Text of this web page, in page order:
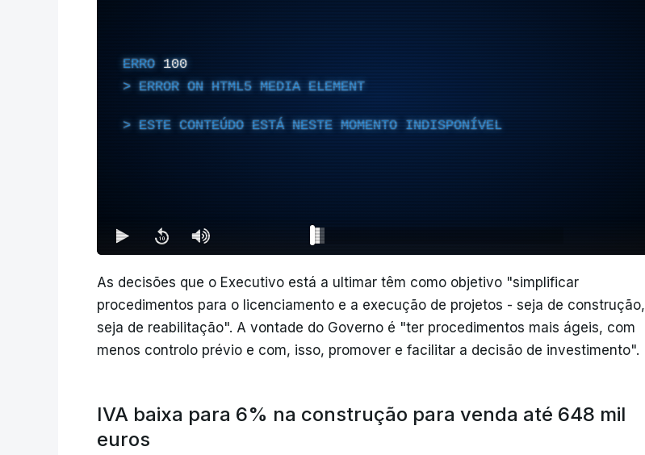
ERRO 100
ERROR ON HTML5 MEDIA ELEMENT
ESTE CONTEÚDO ESTÁ NESTE MOMENTO INDISPONÍVEL
As decisões que o Executivo está a ultimar têm como objetivo "simplificar
procedimentos para o licenciamento e a execução de projetos - seja de construção,
seja de reabilitação". A vontade do Governo é "ter procedimentos mais ágeis, com
menos controlo prévio e com, isso, promover e facilitar a decisão de investimento".
IVA baixa para 6% na construção para venda até 648 mil
euros